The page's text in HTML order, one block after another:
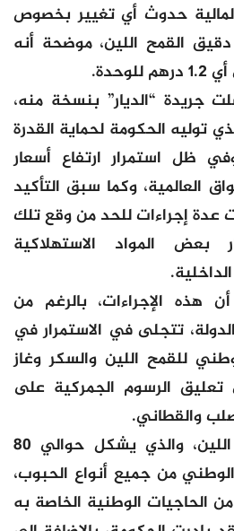
حدوث أي تغيير بخصوص
القمح اللين، موضحة أنه
جريدة “الديار” بنسخة منه،
توليه الحكومة لحماية القدرة
ظل استمرار ارتفاع أسعار
العالمية، وكما سبق التأكيد
عدة إجراءات للحد من وقع تلك
بعض المواد الاستهلاكية
هذه الإجراءات، بالرغم من
تتجلى في الاستمرار في
للقمح اللين والسكر وغاز
تعليق الرسوم الجمركية على
والقطاني.
وفي ما يخص القمح اللين، والذي يشكل حوالي 80
من جميع أنواع الحبوب،
الحاجيات الوطنية الخاصة به